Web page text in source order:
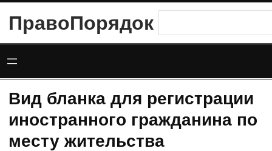
содержимому
ПравоПорядок
Вид бланка для регистрации
иностранного гражданина по
месту жительства